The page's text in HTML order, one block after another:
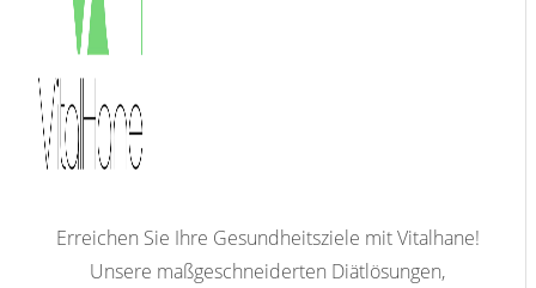
Erreichen Sie Ihre Gesundheitsziele mit Vitalhane!
Unsere maßgeschneiderten Diätlösungen,